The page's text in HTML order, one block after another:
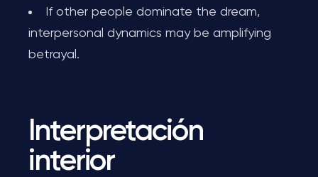
If other people dominate the dream,
interpersonal dynamics may be amplifying
betrayal.
Interpretación
interior